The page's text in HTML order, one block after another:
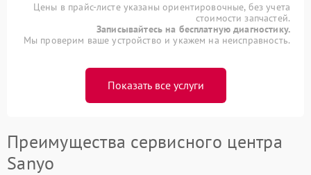
Цены в прайс-листе указаны ориентировочные, без учета
стоимости запчастей.
Записывайтесь на бесплатную диагностику.
Мы проверим ваше устройство и укажем на неисправность.
Показать все услуги
Преимущества сервисного центра
Sanyo